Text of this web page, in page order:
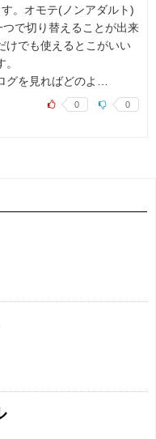
。オモテ(ノンアダルト)
で切り替えることが出来
けでも使えるとこがいい
グを見ればどのよ…
0 0